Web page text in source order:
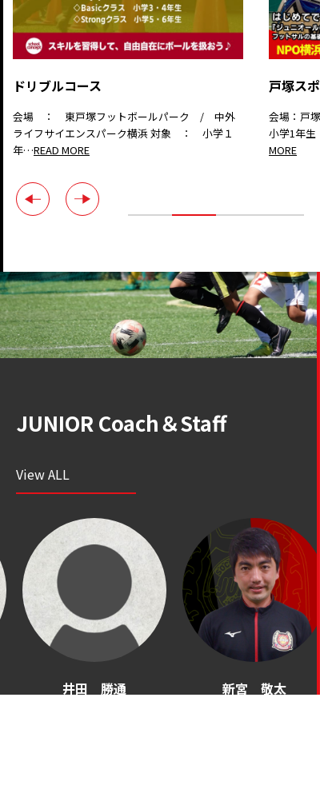
ドリブルコース
会場 ： 東戸塚フットボールパーク / 中外
ライフサイエンスパーク横浜 対象 ： 小学１
年…READ MORE
戸塚ス
会場：戸
小学1年
MORE
JUNIOR Coach＆Staff
View ALL
井田 勝通 新宮 敬太